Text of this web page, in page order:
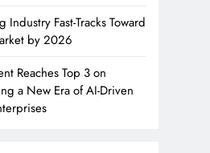
Industry Fast-Tracks Toward
by 2026
Reaches Top 3 on
a New Era of AI-Driven